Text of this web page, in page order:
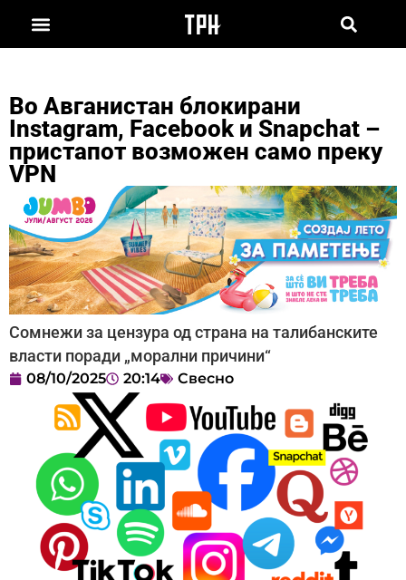
Во Авганистан блокирани
Instagram, Facebook и Snapchat –
пристапот возможен само преку
VPN
Сомнежи за цензура од страна на талибанските
власти поради „морални причини“
08/10/2025 20:14 Свесно